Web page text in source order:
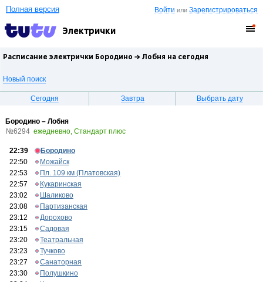
Войти илиЗарегистрироваться
Полная версия
Электрички
Расписание электрички Бородино → Лобня на сегодня
Новый поиск
Сегодня Завтра Выбрать дату
Бородино – Лобня
№6294 ежедневно, Стандарт плюс
22:39
Бородино
22:50
Можайск
22:53
Пл. 109 км (Платовская)
22:57
Кукаринская
23:02
Шаликово
23:08
Партизанская
23:12
Дорохово
23:15
Садовая
23:20
Театральная
23:23
Тучково
23:27
Санаторная
23:30
Полушкино